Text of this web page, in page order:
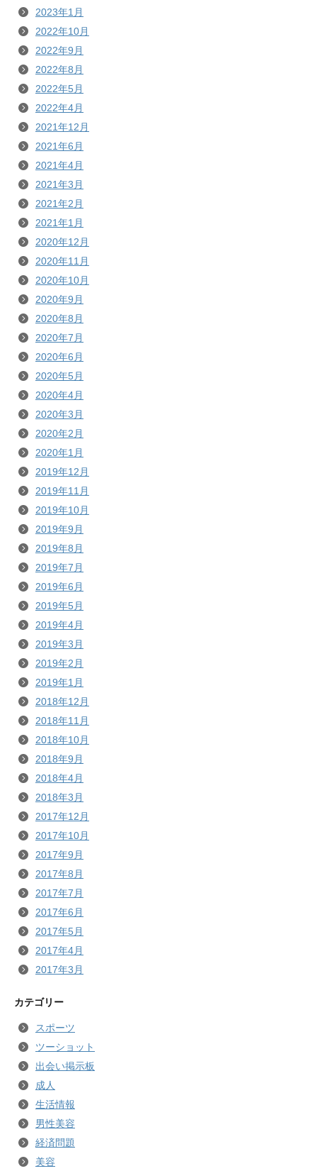
2023年1月
2022年10月
2022年9月
2022年8月
2022年5月
2022年4月
2021年12月
2021年6月
2021年4月
2021年3月
2021年2月
2021年1月
2020年12月
2020年11月
2020年10月
2020年9月
2020年8月
2020年7月
2020年6月
2020年5月
2020年4月
2020年3月
2020年2月
2020年1月
2019年12月
2019年11月
2019年10月
2019年9月
2019年8月
2019年7月
2019年6月
2019年5月
2019年4月
2019年3月
2019年2月
2019年1月
2018年12月
2018年11月
2018年10月
2018年9月
2018年4月
2018年3月
2017年12月
2017年10月
2017年9月
2017年8月
2017年7月
2017年6月
2017年5月
2017年4月
2017年3月
カテゴリー
スポーツ
ツーショット
出会い掲示板
成人
生活情報
男性美容
経済問題
美容